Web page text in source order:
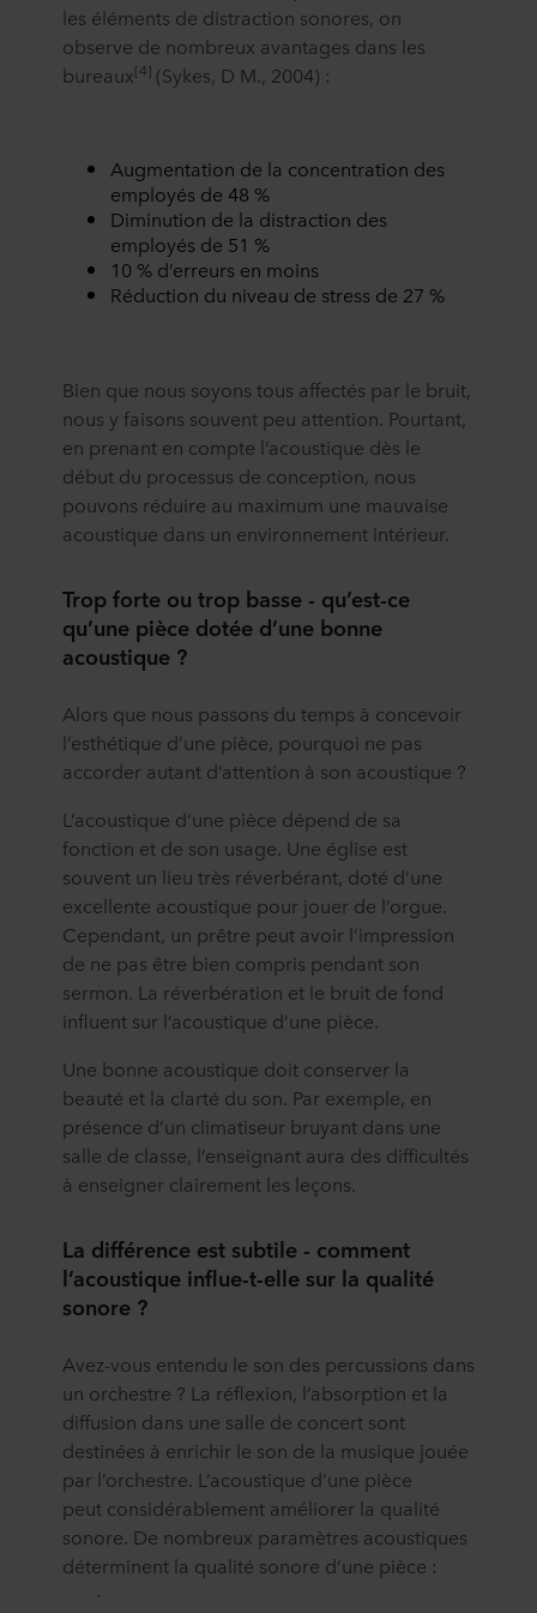
les éléments de distraction sonores, on
observe de nombreux avantages dans les
bureaux[4] (Sykes, D M., 2004) :
Augmentation de la concentration des
employés de 48 %
Diminution de la distraction des
employés de 51 %
10 % d’erreurs en moins
Réduction du niveau de stress de 27 %
Bien que nous soyons tous affectés par le bruit,
nous y faisons souvent peu attention. Pourtant,
en prenant en compte l’acoustique dès le
début du processus de conception, nous
pouvons réduire au maximum une mauvaise
acoustique dans un environnement intérieur.
Trop forte ou trop basse - qu’est-ce
qu’une pièce dotée d’une bonne
acoustique ?
Alors que nous passons du temps à concevoir
l’esthétique d’une pièce, pourquoi ne pas
accorder autant d’attention à son acoustique ?
L’acoustique d’une pièce dépend de sa
fonction et de son usage. Une église est
souvent un lieu très réverbérant, doté d’une
excellente acoustique pour jouer de l’orgue.
Cependant, un prêtre peut avoir l’impression
de ne pas être bien compris pendant son
sermon. La réverbération et le bruit de fond
influent sur l’acoustique d’une pièce.
Une bonne acoustique doit conserver la
beauté et la clarté du son. Par exemple, en
présence d’un climatiseur bruyant dans une
salle de classe, l’enseignant aura des difficultés
à enseigner clairement les leçons.
La différence est subtile - comment
l’acoustique influe-t-elle sur la qualité
sonore ?
Avez-vous entendu le son des percussions dans
un orchestre ? La réflexion, l’absorption et la
diffusion dans une salle de concert sont
destinées à enrichir le son de la musique jouée
par l’orchestre. L’acoustique d’une pièce
peut considérablement améliorer la qualité
sonore. De nombreux paramètres acoustiques
déterminent la qualité sonore d’une pièce :
·